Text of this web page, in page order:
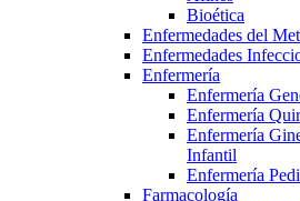
Bioética
Enfermedades del
Enfermedades
Enfermería
Enfermería
Enfermería
Enfermería
Infantil
Enfermería
Farmacología